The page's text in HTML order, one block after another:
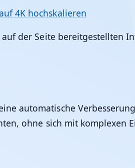
4K hochskalieren
der Seite bereitgestellten
automatische
ohne sich mit komplexen